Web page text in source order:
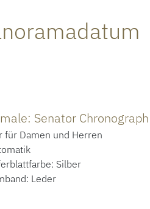
Senator
für Damen und Herren
Silber
Leder